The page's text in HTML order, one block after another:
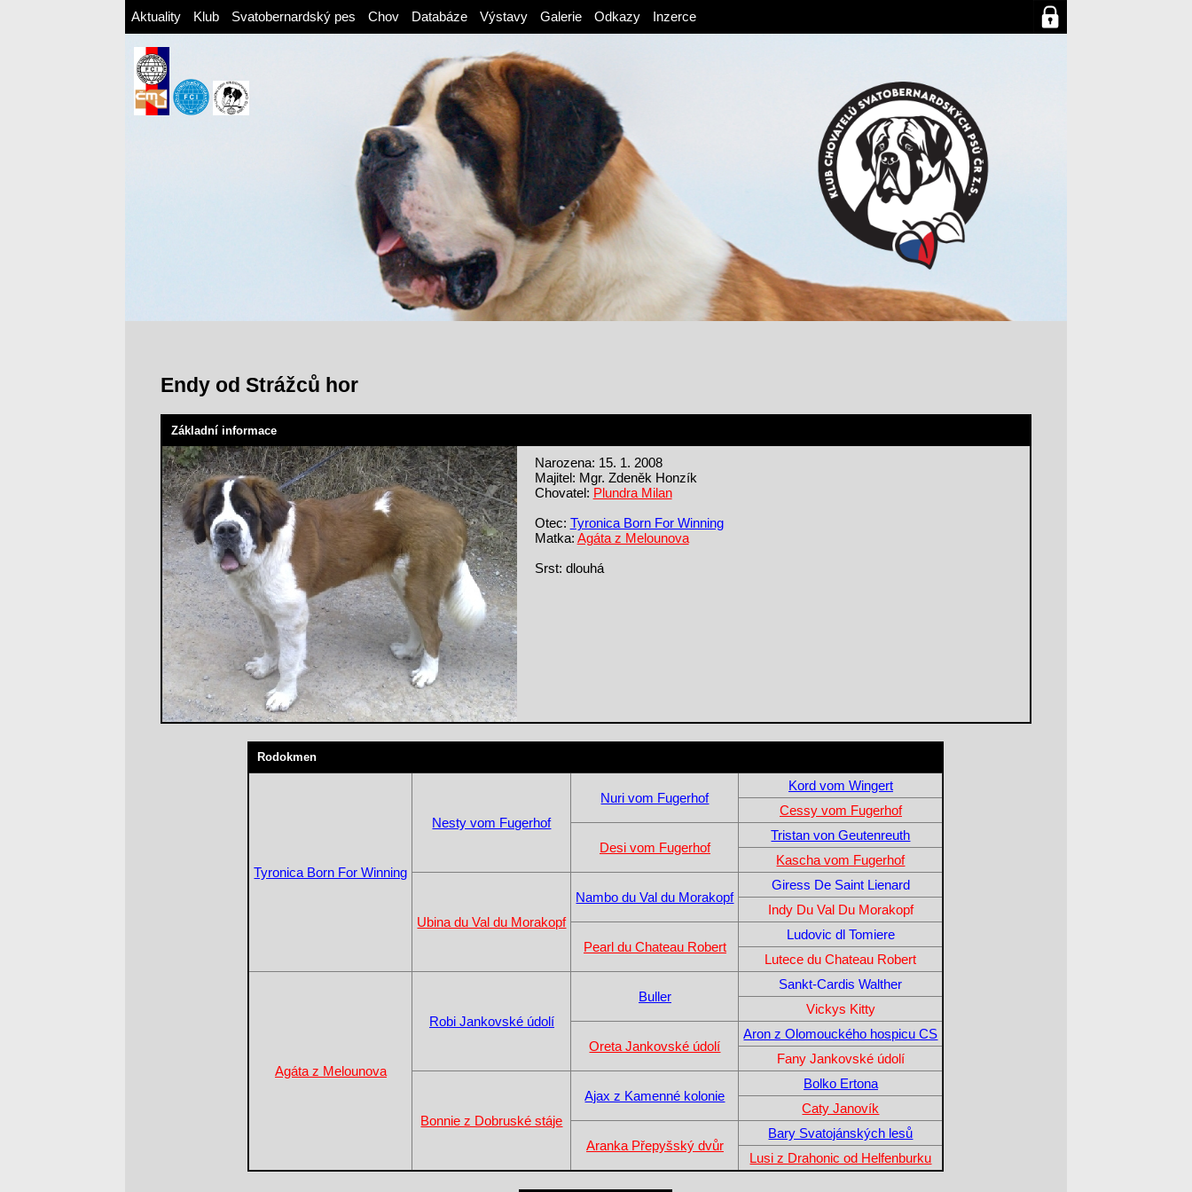
Aktuality Klub Svatobernardský pes Chov Databáze Výstavy Galerie Odkazy Inzerce
Endy od Strážců hor
Základní informace
Narozena: 15. 1. 2008
Majitel: Mgr. Zdeněk Honzík
Chovatel: Plundra Milan
Otec: Tyronica Born For Winning
Matka: Agáta z Melounova
Srst: dlouhá
Rodokmen
Tyronica Born For Winning
Nesty vom Fugerhof
Nuri vom Fugerhof
Kord vom Wingert
Cessy vom Fugerhof
Desi vom Fugerhof
Tristan von Geutenreuth
Kascha vom Fugerhof
Ubina du Val du Morakopf
Nambo du Val du Morakopf
Giress De Saint Lienard
Indy Du Val Du Morakopf
Pearl du Chateau Robert
Ludovic dl Tomiere
Lutece du Chateau Robert
Agáta z Melounova
Robi Jankovské údolí
Buller
Sankt-Cardis Walther
Vickys Kitty
Oreta Jankovské údolí
Aron z Olomouckého hospicu CS
Fany Jankovské údolí
Bonnie z Dobruské stáje
Ajax z Kamenné kolonie
Bolko Ertona
Caty Janovík
Aranka Přepyšský dvůr
Bary Svatojánských lesů
Lusi z Drahonic od Helfenburku